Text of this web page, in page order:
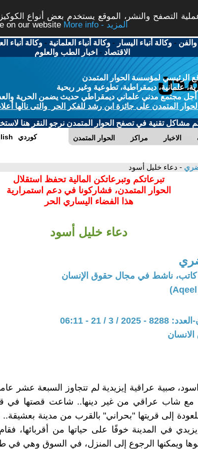
التصفح والنشر، الموقع يستخدم بعض أنواع
on our website
More info - المزيد
والفن -وكالة أنباء اليسار -وكالة أنباء العلمانية -وكالة أنباء
الاقتصاد - اخبار الطب والعلوم
الرئيسي لمؤسسة الحوار المتمدن
علمانية، ديمقراطية، تطوعية وغير ربحية
مجتمع مدني علماني ديمقراطي حديث يضمن الحرية
المتمدن على جائزة ابن رشد للفكر الحر والتى نالها
مشاكل تقنية في تصفح الحوار المتمدن نرجو النقر هنا
الحوار المتمدن مراكز الاخبار كوردي
- دعاء خليل أسود
تبرعاتكم وتبرعاتكن المالية تحفظ استقلال
الحوار المتمدن، فشاركونا في دعم استمرارية
هذا الفضاء اليساري الحر
دعاء خليل أسود
كاتب، ناشط في مجال حقوق الإنسان
/ 3 / 21 - 06:11
صبية عراقية إيزيدية لم تتجاوز السبعة عشر
مع شاب عراقي من غير دينها.. شاعت قصتها في
إلى قريتها "بحراني" بالقرب من مدينة بعشيقة..
في المدينة خوفًا على حياتها من أقربائها، فقام
ويمكنها الرجوع إلى المنزل، في السوق وهي في